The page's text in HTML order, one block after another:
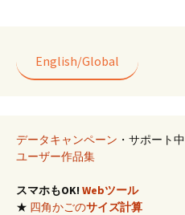
k
English/Global
データキャンペーン ・サポート中
ユーザー作品集
スマホもOK! Webツール
★ 四角かごのサイズ計算